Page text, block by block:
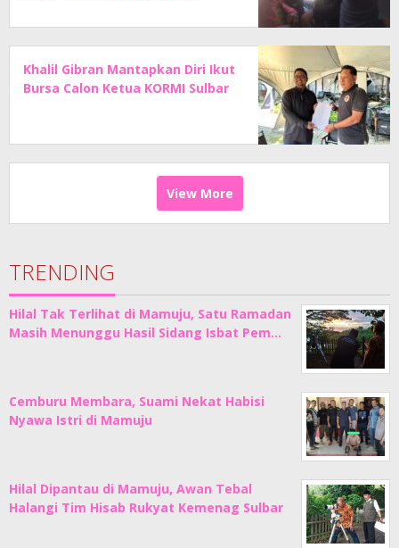
Khalil Gibran Mantapkan Diri Ikut
Bursa Calon Ketua KORMI Sulbar
View More
TRENDING
Hilal Tak Terlihat di Mamuju, Satu Ramadan
Masih Menunggu Hasil Sidang Isbat Pem…
Cemburu Membara, Suami Nekat Habisi
Nyawa Istri di Mamuju
Hilal Dipantau di Mamuju, Awan Tebal
Halangi Tim Hisab Rukyat Kemenag Sulbar